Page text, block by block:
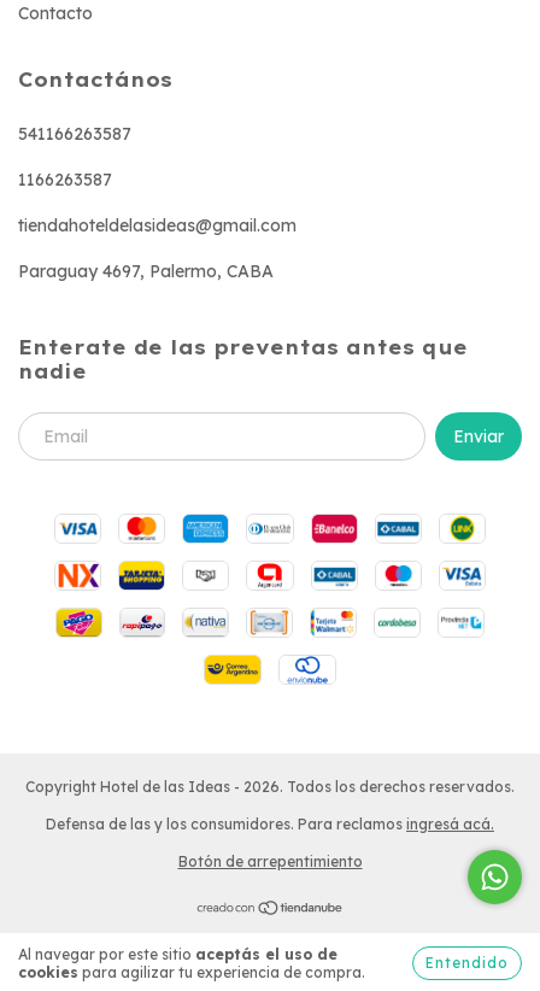
Al navegar por este sitio aceptás el uso de
cookies para agilizar tu experiencia de compra.
Entendido
Contacto
Contactános
541166263587
1166263587
tiendahoteldelasideas@gmail.com
Paraguay 4697, Palermo, CABA
Enterate de las preventas antes que
nadie
Copyright Hotel de las Ideas - 2026. Todos los derechos reservados.
Defensa de las y los consumidores. Para reclamos ingresá acá.
Botón de arrepentimiento